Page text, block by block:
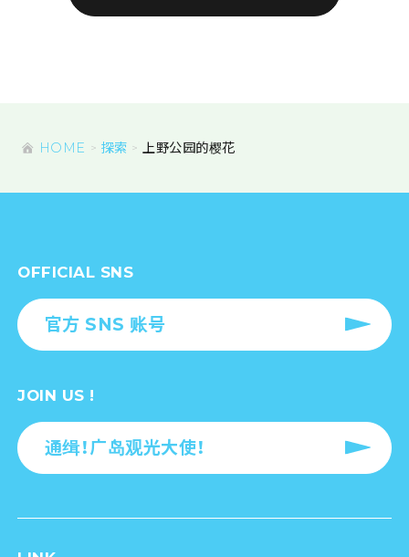
HOME 探索 上野公园的樱花
OFFICIAL SNS
官方 SNS 账号
JOIN US !
通缉！广岛观光大使！